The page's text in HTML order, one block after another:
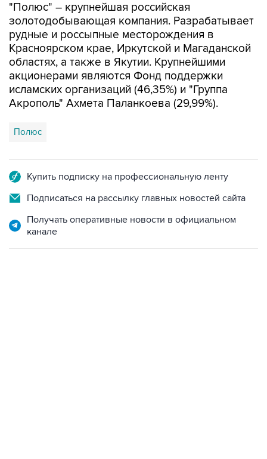
"Полюс" – крупнейшая российская
золотодобывающая компания. Разрабатывает
рудные и россыпные месторождения в
Красноярском крае, Иркутской и Магаданской
областях, а также в Якутии. Крупнейшими
акционерами являются Фонд поддержки
исламских организаций (46,35%) и "Группа
Акрополь" Ахмета Паланкоева (29,99%).
Полюс
Купить подписку на профессиональную ленту
Подписаться на рассылку главных новостей сайта
Получать оперативные новости в официальном
канале